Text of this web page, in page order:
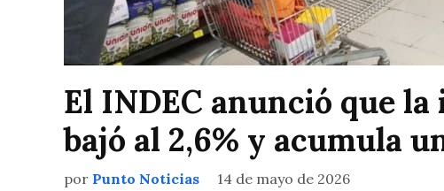
El INDEC anunció que
bajó al 2,6% y acumula
por Punto Noticias 14 de mayo de 2026